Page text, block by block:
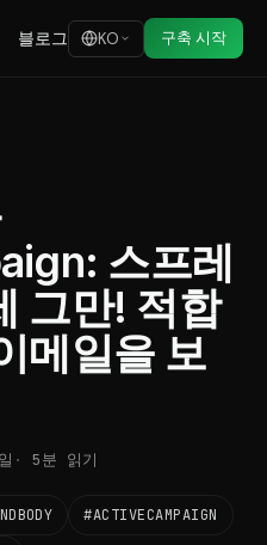
블로그 KO 구축 시작
스프레
그만! 적합
메일을 보
5분 읽기
#ACTIVECAMPAIGN